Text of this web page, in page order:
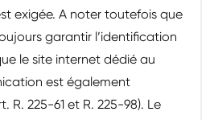
exigée. A noter toutefois que
garantir l’identification
le site internet dédié au
est également
R. 225-61 et R. 225-98). Le